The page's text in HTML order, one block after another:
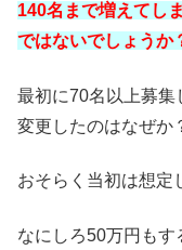
140名まで増えてし
ではないでしょうか
最初に70名以上募集
変更したのはなぜか
おそらく当初は想定
なにしろ50万円もす